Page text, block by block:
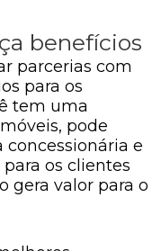
benefícios
parcerias com
para os
tem uma
pode
e
os clientes
gera valor para o